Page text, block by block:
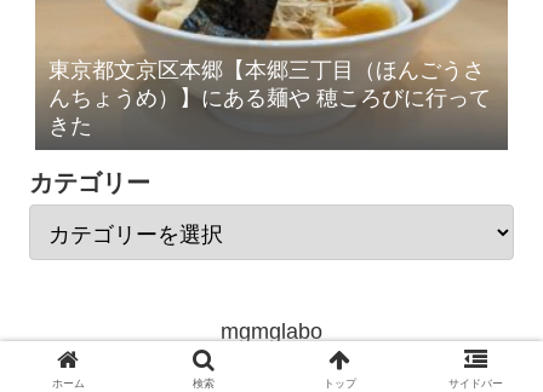
東京都文京区本郷【本郷三丁目（ほんごうさ
んちょうめ）】にある麺や 穂ころびに行って
きた
カテゴリー
mgmglabo
© 2020 mgmglabo.com All Rights Reserved.
ホーム 検索 トップ サイドバー